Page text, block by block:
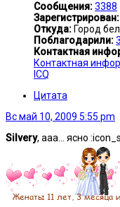
Сообщения:3388
Зарегистрирован:
Откуда: Город
Поблагодарили:
Контактная
Контактная
ICQ
Цитата
Вс май 10, 2009 5:55 pm
Silvery, ааа... ясно